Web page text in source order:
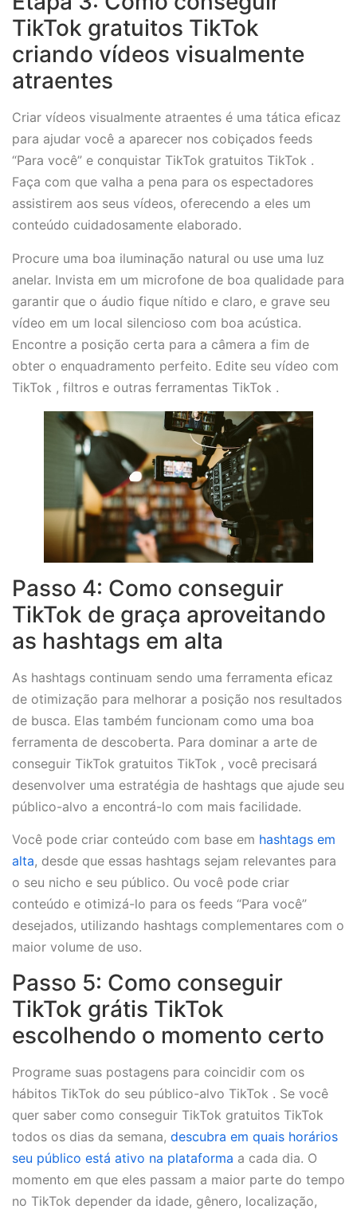
TikTok gratuitos TikTok
criando vídeos visualmente
atraentes
Criar vídeos visualmente atraentes é uma tática eficaz
para ajudar você a aparecer nos cobiçados feeds
“Para você” e conquistar TikTok gratuitos TikTok .
Faça com que valha a pena para os espectadores
assistirem aos seus vídeos, oferecendo a eles um
conteúdo cuidadosamente elaborado.
Procure uma boa iluminação natural ou use uma luz
anelar. Invista em um microfone de boa qualidade para
garantir que o áudio fique nítido e claro, e grave seu
vídeo em um local silencioso com boa acústica.
Encontre a posição certa para a câmera a fim de
obter o enquadramento perfeito. Edite seu vídeo com
TikTok , filtros e outras ferramentas TikTok .
Passo 4: Como conseguir
TikTok de graça aproveitando
as hashtags em alta
As hashtags continuam sendo uma ferramenta eficaz
de otimização para melhorar a posição nos resultados
de busca. Elas também funcionam como uma boa
ferramenta de descoberta. Para dominar a arte de
conseguir TikTok gratuitos TikTok , você precisará
desenvolver uma estratégia de hashtags que ajude seu
público-alvo a encontrá-lo com mais facilidade.
Você pode criar conteúdo com base em hashtags em
alta, desde que essas hashtags sejam relevantes para
o seu nicho e seu público. Ou você pode criar
conteúdo e otimizá-lo para os feeds “Para você”
desejados, utilizando hashtags complementares com o
maior volume de uso.
Passo 5: Como conseguir
TikTok grátis TikTok
escolhendo o momento certo
Programe suas postagens para coincidir com os
hábitos TikTok do seu público-alvo TikTok . Se você
quer saber como conseguir TikTok gratuitos TikTok
todos os dias da semana, descubra em quais horários
seu público está ativo na plataforma a cada dia. O
momento em que eles passam a maior parte do tempo
no TikTok depender da idade, gênero, localização,